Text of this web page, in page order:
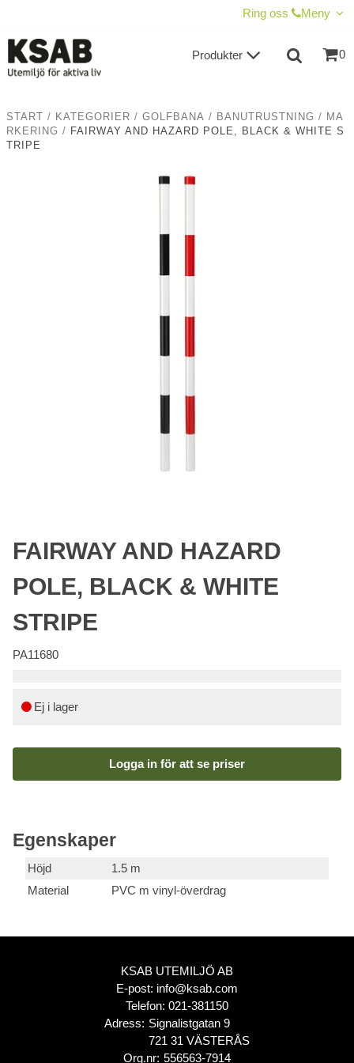
Ring oss Meny
0
Produkter
START / KATEGORIER / GOLFBANA / BANUTRUSTNING / MA
RKERING / FAIRWAY AND HAZARD POLE, BLACK & WHITE S
TRIPE
FAIRWAY AND HAZARD
POLE, BLACK & WHITE
STRIPE
PA11680
Ej i lager
Logga in för att se priser
Egenskaper
Höjd
1.5 m
Material
PVC m vinyl-överdrag
KSAB UTEMILJÖ AB
E-post: info@ksab.com
Telefon: 021-381150
Adress: Signalistgatan 9
721 31 VÄSTERÅS
Org.nr: 556563-7914
TILL KASSAN